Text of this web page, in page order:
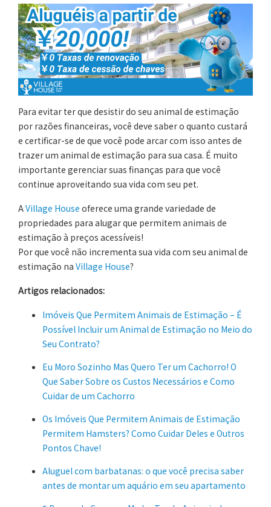
Para evitar ter que desistir do seu animal de estimação
por razões financeiras, você deve saber o quanto custará
e certificar-se de que você pode arcar com isso antes de
trazer um animal de estimação para sua casa. É muito
importante gerenciar suas finanças para que você
continue aproveitando sua vida com seu pet.
AVillage House oferece uma grande variedade de
propriedades para alugar que permitem animais de
estimação à preços acessíveis!
Por que você não incrementa sua vida com seu animal de
estimação na Village House?
Artigos relacionados:
Imóveis Que Permitem Animais de Estimação – É
Possível Incluir um Animal de Estimação no Meio do
Seu Contrato?
Eu Moro Sozinho Mas Quero Ter um Cachorro! O
Que Saber Sobre os Custos Necessários e Como
Cuidar de um Cachorro
Os Imóveis Que Permitem Animais de Estimação
Permitem Hamsters? Como Cuidar Deles e Outros
Pontos Chave!
Aluguel com barbatanas: o que você precisa saber
antes de montar um aquário em seu apartamento